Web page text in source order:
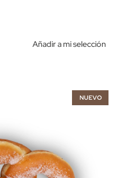
Añadir a mi selección
NUEVO